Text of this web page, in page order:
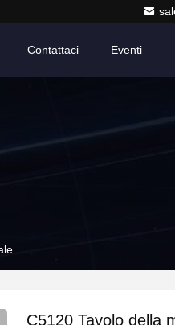
Contattaci Eventi
C5120 Tavolo della